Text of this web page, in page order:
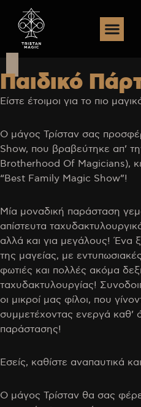
Παιδικό
Είστε έτοιμοι για το πιο
Ο μάγος Τρίσταν σας
Show, που βραβεύτηκε απ’
Brotherhood Of Magicians),
“Best Family Magic Show”!
Μία μοναδική παράσταση
απίστευτα
αλλά και για μεγάλους! Ένα
της μαγείας, με
φωτιές και πολλές ακόμα
ταχυδακτυλουργίας!
οι μικροί μας φίλοι, που
συμμετέχοντας ενεργά καθ’
παράστασης!
Εσείς, καθίστε αναπαυτικά
Ο μάγος Τρίσταν θα σας